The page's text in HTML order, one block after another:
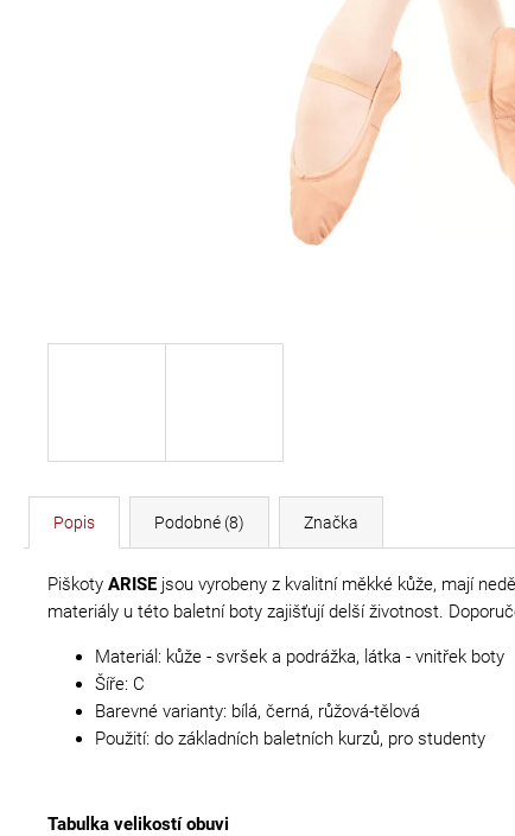
Popis Podobné (8) Značka
Piškoty ARISE jsou vyrobeny z kvalitní měkké kůže, mají
materiály u této baletní boty zajišťují delší životnost.
Materiál: kůže - svršek a podrážka, látka - vnitřek boty
Šíře: C
Barevné varianty: bílá, černá, růžová-tělová
Použití: do základních baletních kurzů, pro studenty
Tabulka velikostí obuvi